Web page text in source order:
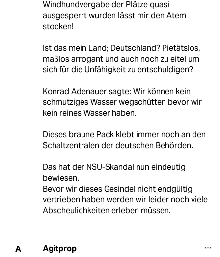
Windhundvergabe der Plätze quasi
ausgesperrt wurden lässt mir den Atem
stocken!
Ist das mein Land; Deutschland? Pietätslos,
maßlos arrogant und auch noch zu eitel um
sich für die Unfähigkeit zu entschuldigen?
Konrad Adenauer sagte: Wir können kein
schmutziges Wasser wegschütten bevor wir
kein reines Wasser haben.
Dieses braune Pack klebt immer noch an den
Schaltzentralen der deutschen Behörden.
Das hat der NSU-Skandal nun eindeutig
bewiesen.
Bevor wir dieses Gesindel nicht endgültig
vertrieben haben werden wir leider noch viele
Abscheulichkeiten erleben müssen.
A Agitprop